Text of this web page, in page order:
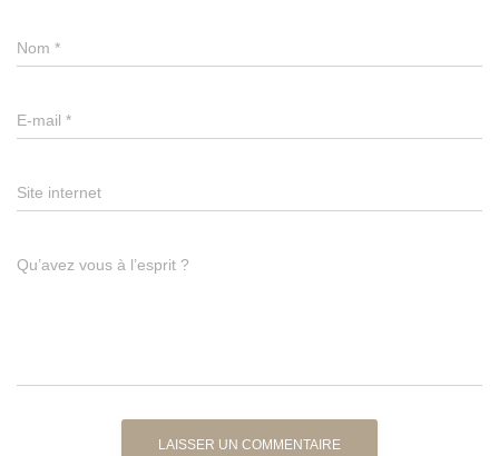
Nom *
E-mail *
Site internet
Qu’avez vous à l’esprit ?